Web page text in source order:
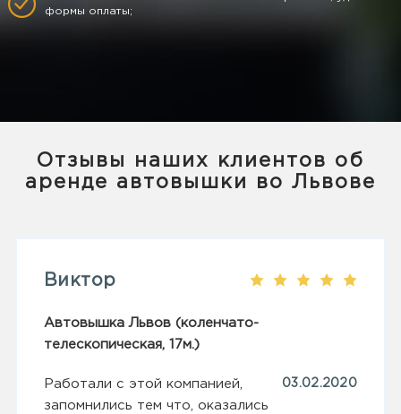
формы оплаты;
Отзывы наших клиентов об
аренде автовышки во Львове
Виктор
Автовышка Львов (коленчато-
телескопическая, 17м.)
03.02.2020
Работали с этой компанией,
запомнились тем что, оказались